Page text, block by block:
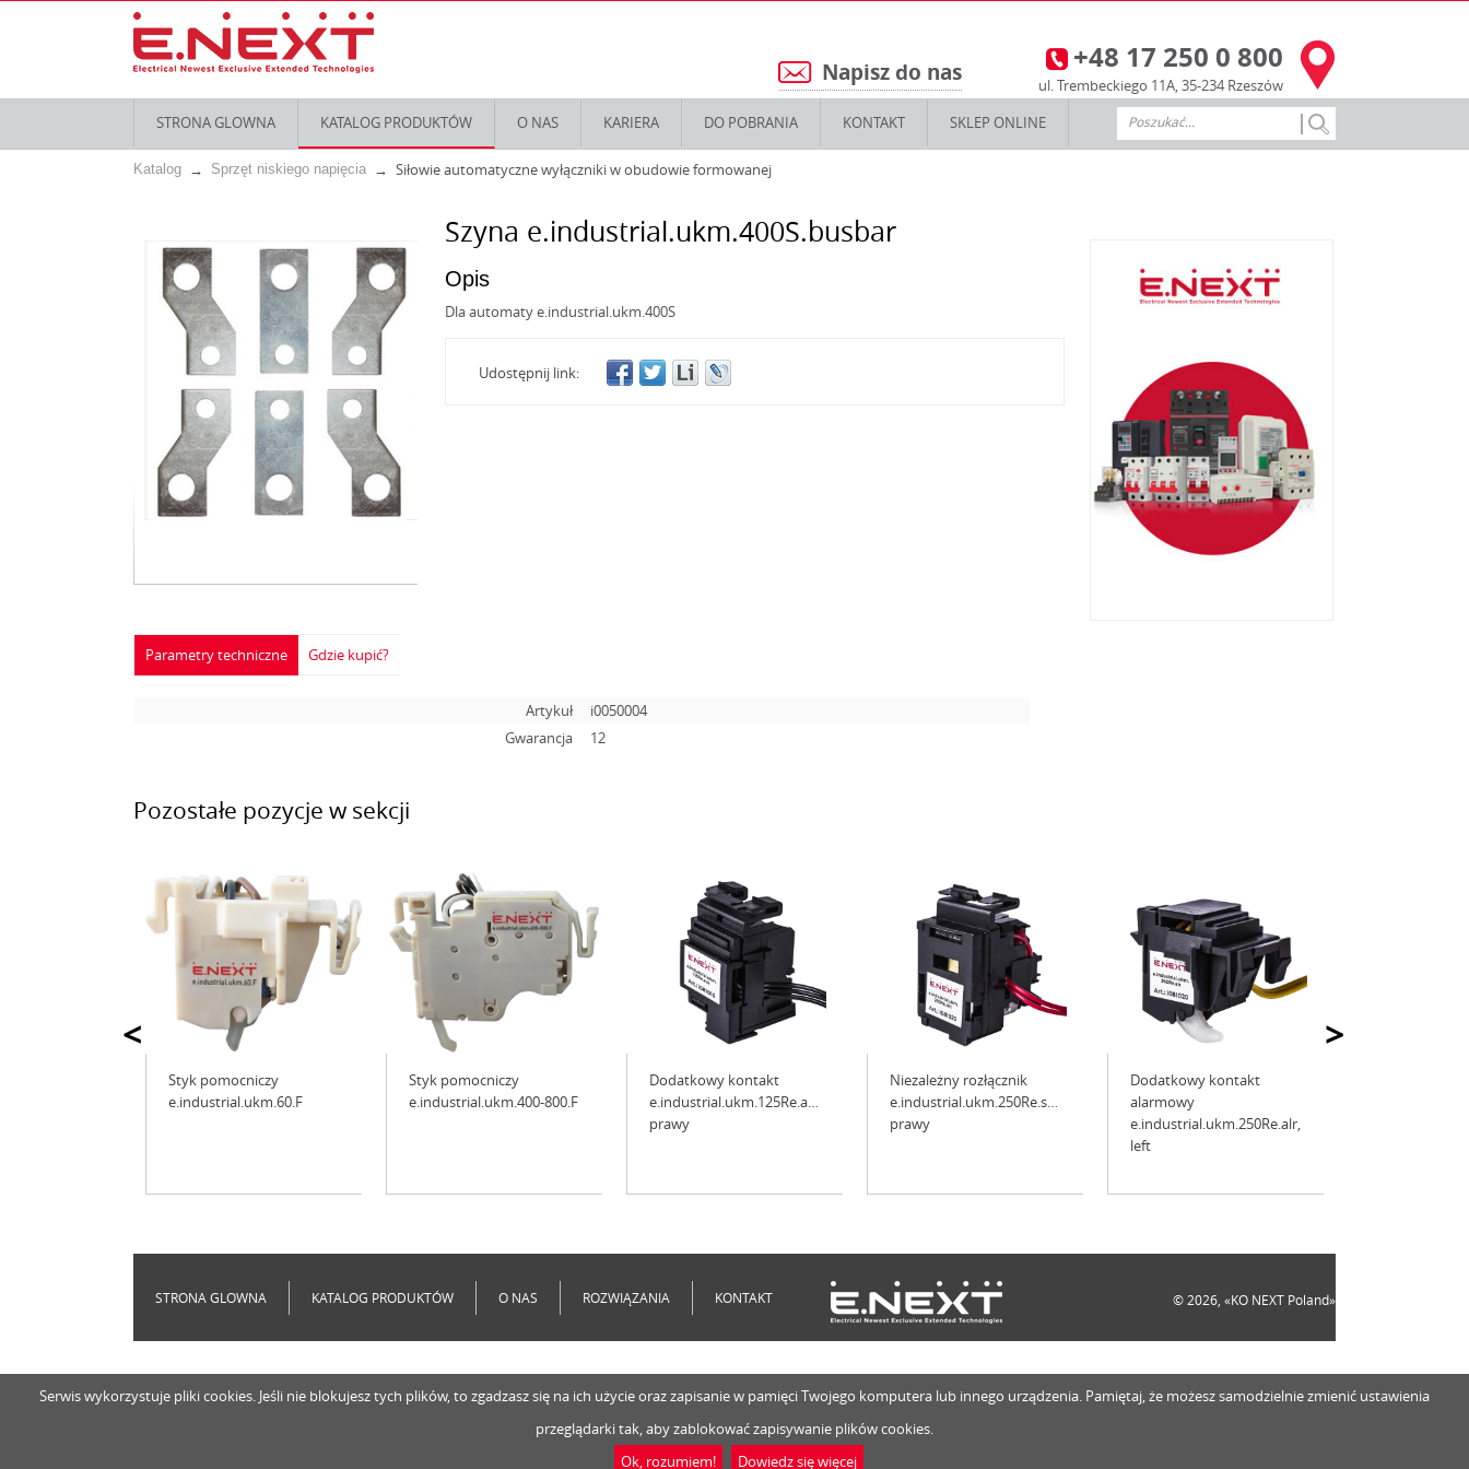
Serwis wykorzystuje pliki cookies. Jeśli nie blokujesz tych plików, to zgadzasz się na ich użycie oraz zapisanie w pamięci Twojego komputera lub innego urządzenia. Pamiętaj, że możesz samodzielnie zmienić ustawienia
przeglądarki tak, aby zablokować zapisywanie plików cookies.
Ok, rozumiem!
Dowiedz się więcej
3 +48 17 250 0 800
ul. Trembeckiego 11A, 35-234 Rzeszów
5 Napisz do nas
STRONA GLOWNA KATALOG PRODUKTÓW O NAS KARIERA DO POBRANIA KONTAKT SKLEP ONLINE
Katalog Sprzęt niskiego napięcia Siłowie automatyczne wyłączniki w obudowie formowanej
Szyna e.industrial.ukm.400S.busbar
Opis
Dla automaty e.industrial.ukm.400S
Udostępnij link:
Parametry techniczne
Artykuł
i0050004
Gwarancja
12
Gdzie kupić?
Pozostałe pozycje w sekcji
>
Styk pomocniczy
e.industrial.ukm.60.F
Styk pomocniczy
e.industrial.ukm.400-800.F
Dodatkowy kontakt
e.industrial.ukm.125Re.aux,
prawy
Niezależny rozłącznik
e.industrial.ukm.250Re.sht,
prawy
Dodatkowy kontakt
alarmowy
e.industrial.ukm.250Re.alr,
left
<
STRONA GLOWNA KATALOG PRODUKTÓW O NAS ROZWIĄZANIA KONTAKT © 2026, «KO NEXT Poland»